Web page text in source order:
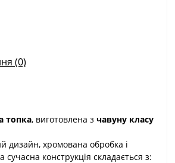
(0)
топка, виготовлена ​​з чавуну класу
дизайн, хромована обробка і
сучасна конструкція складається з: